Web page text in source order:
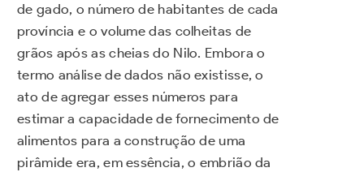
de gado, o número de habitantes de cada
província e o volume das colheitas de
grãos após as cheias do Nilo. Embora o
termo análise de dados não existisse, o
ato de agregar esses números para
estimar a capacidade de fornecimento de
alimentos para a construção de uma
pirâmide era, em essência, o embrião da